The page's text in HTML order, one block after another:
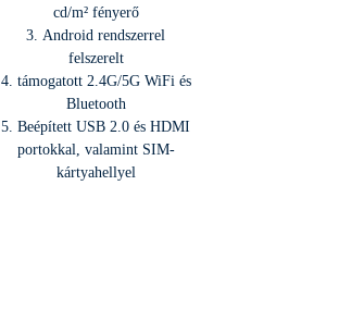
cd/m² fényerő
3. Android rendszerrel
felszerelt
4. támogatott 2.4G/5G WiFi és
Bluetooth
5. Beépített USB 2.0 és HDMI
portokkal, valamint SIM-
kártyahellyel